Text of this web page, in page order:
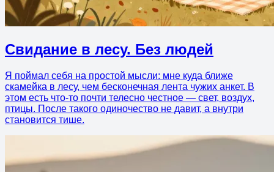
Свидание в лесу. Без людей
Я поймал себя на простой мысли: мне куда ближе
скамейка в лесу, чем бесконечная лента чужих анкет. В
этом есть что-то почти телесно честное — свет, воздух,
птицы. После такого одиночество не давит, а внутри
становится тише.